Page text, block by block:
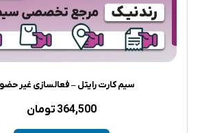
سیم کارت رایتل – فعالسازی غیر
364,500 تومان